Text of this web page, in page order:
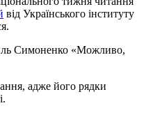
від Українського інституту
Симоненко «Можливо,
адже його рядки